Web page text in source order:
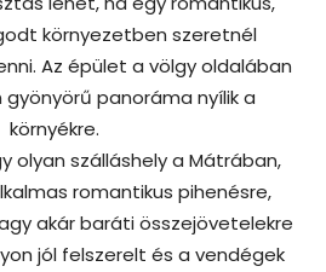
környezetben szeretnél
Az épület a völgy oldalában
gyönyörű panoráma nyílik a
környékre.
olyan szálláshely a Mátrában,
romantikus pihenésre,
akár baráti összejövetelekre
jól felszerelt és a vendégek